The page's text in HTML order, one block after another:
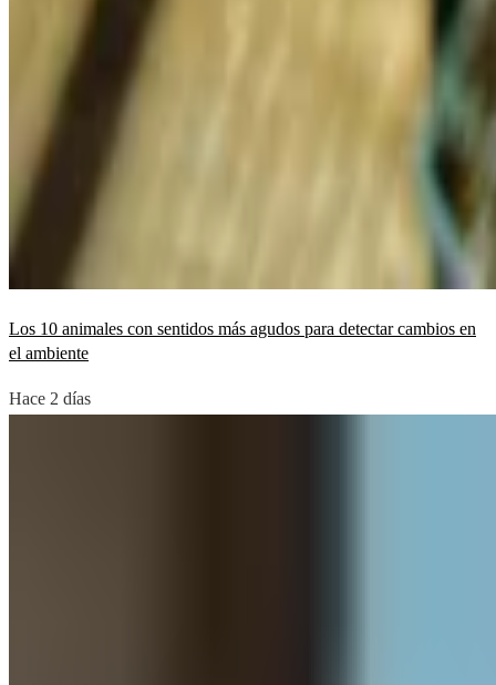
Los 10 animales con sentidos más agudos para detectar cambios en
el ambiente
Hace 2 días